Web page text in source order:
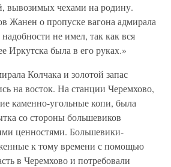
вывозимых чехами на родину.
Жанен о пропуске вагона адмирала
не имел, так как вся
Иркутска была в его руках.»
Колчака и золотой запас
на восток. На станции Черемхово,
каменно-угольные копи, была
со стороны большевиков
ценностями. Большевики-
к тому времени с помощью
в Черемхово и потребовали